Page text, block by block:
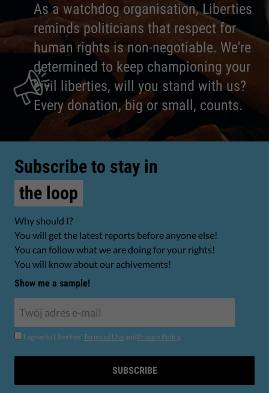
As a watchdog organisation, Liberties
reminds politicians that respect for
human rights is non-negotiable. We're
determined to keep championing your
civil liberties, will you stand with us?
Every donation, big or small, counts.
Subscribe to stay in
the loop
Why should I?
You will get the latest reports before anyone else!
You can follow what we are doing for your rights!
You will know about our achivements!
Show me a sample!
I agree to Liberties' Terms of Use andPrivacy Policy.
SUBSCRIBE